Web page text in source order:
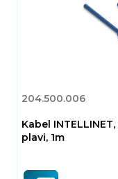
204.500.006
Kabel
plavi, 1m